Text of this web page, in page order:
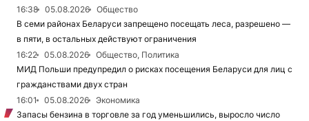
16:38
05.08.2026
Общество
В семи районах Беларуси запрещено посещать леса, разрешено —
в пяти, в остальных действуют ограничения
16:22
05.08.2026
Общество, Политика
МИД Польши предупредил о рисках посещения Беларуси для лиц с
гражданствами двух стран
16:01
05.08.2026
Экономика
Запасы бензина в торговле за год уменьшились, выросло число